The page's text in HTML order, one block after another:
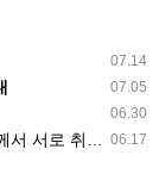
07.14
07.05
06.30
06.17
알리는 방입니다.